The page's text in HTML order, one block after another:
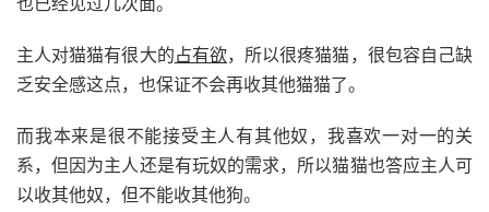
主人对猫猫有很大的占有欲，所以很疼猫猫，很包容自己缺
乏安全感这点，也保证不会再收其他猫猫了。
而我本来是很不能接受主人有其他奴，我喜欢一对一的关
系，但因为主人还是有玩奴的需求，所以猫猫也答应主人可
以收其他奴，但不能收其他狗。